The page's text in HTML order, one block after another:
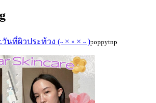
วันที่ผิวประท้วง (˶ × ༝ × ˶ )poppytnp